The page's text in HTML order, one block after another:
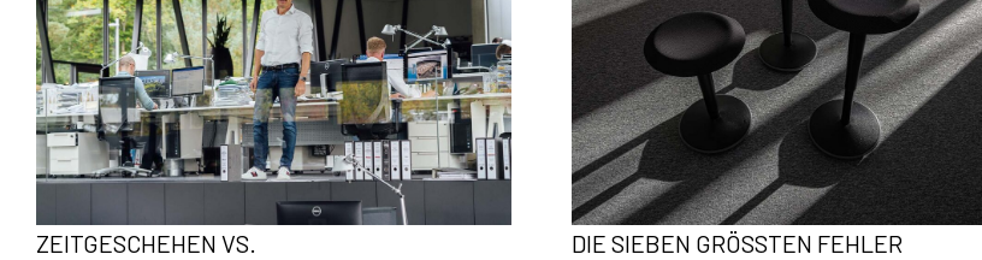
ZEITGESCHEHEN VS.
DIE SIEBEN GRÖSSTEN FEHLER